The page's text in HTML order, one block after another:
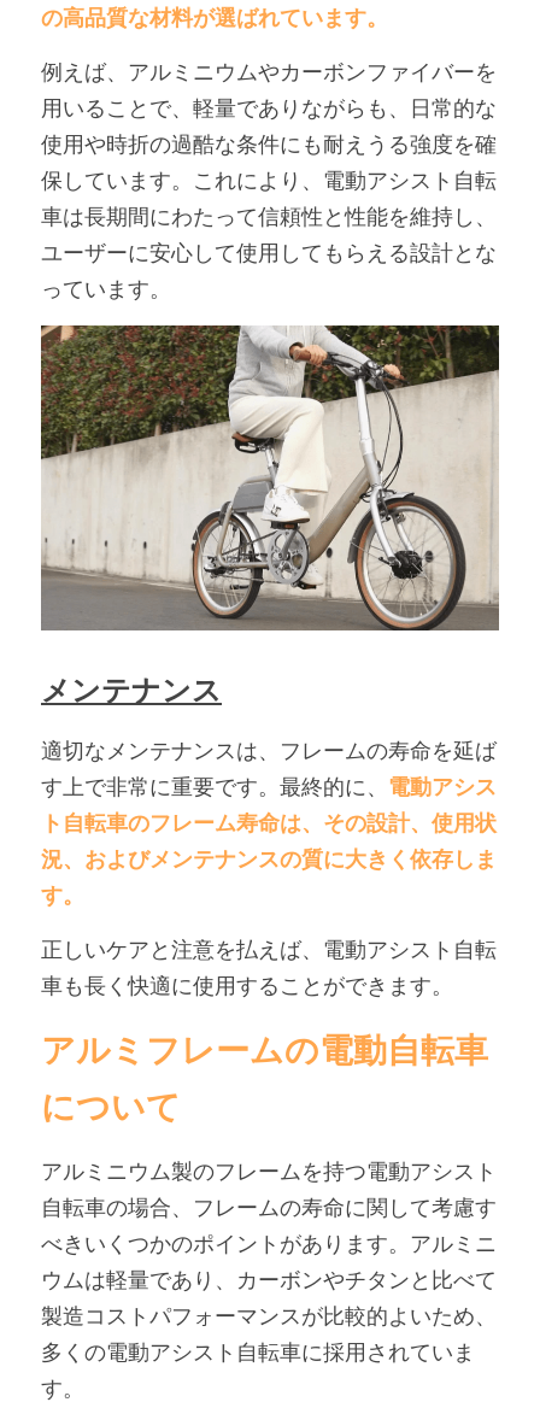
の高品質な材料が選ばれています。
例えば、アルミニウムやカーボンファイバーを
用いることで、軽量でありながらも、日常的な
使用や時折の過酷な条件にも耐えうる強度を確
保しています。 これにより、電動アシスト自転
車は長期間にわたって信頼性と性能を維持し、
ユーザーに安心して使用してもらえる設計とな
っています。
メンテナンス
適切なメンテナンスは、フレームの寿命を延ば
す上で非常に重要です。最終的に、 電動アシス
ト自転車のフレーム寿命は、その設計、使用状
況、およびメンテナンスの質に大きく依存しま
す。
正しいケアと注意を払えば、電動アシスト自転
車も長く快適に使用することができます。
アルミフレームの電動自転車
について
アルミニウム製のフレームを持つ電動アシスト
自転車の場合、フレームの寿命に関して考慮す
べきいくつかのポイントがあります。アルミニ
ウムは軽量であり、カーボンやチタンと比べて
製造コストパフォーマンスが比較的よいため、
多くの電動アシスト自転車に採用されていま
す。